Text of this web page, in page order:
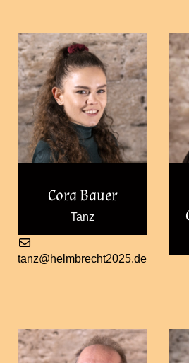
Cora Bauer
Tanz
tanz@helmbrecht2025.de